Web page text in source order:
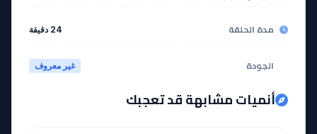
مدة الحلقة 24 دقيقة
الجودة غير معروف
أنميات مشابهة قد تعجبك